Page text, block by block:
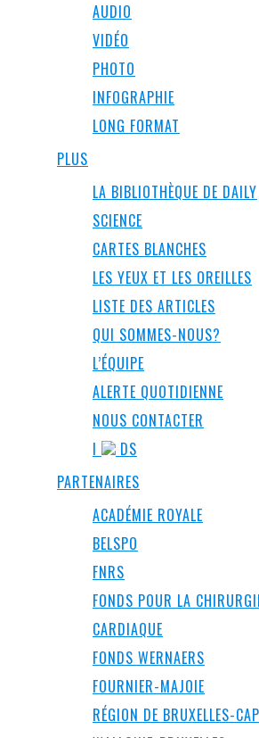
AUDIO
VIDÉO
PHOTO
INFOGRAPHIE
LONG FORMAT
PLUS
LA BIBLIOTHÈQUE DE DAILY
SCIENCE
CARTES BLANCHES
LES YEUX ET LES OREILLES
LISTE DES ARTICLES
QUI SOMMES-NOUS?
L’ÉQUIPE
ALERTE QUOTIDIENNE
NOUS CONTACTER
I
DS
PARTENAIRES
ACADÉMIE ROYALE
BELSPO
FNRS
FONDS POUR LA
CARDIAQUE
FONDS WERNAERS
FOURNIER-MAJOIE
RÉGION DE BRUXELLES-